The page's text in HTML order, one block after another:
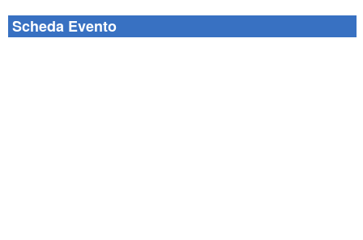
Scheda Evento